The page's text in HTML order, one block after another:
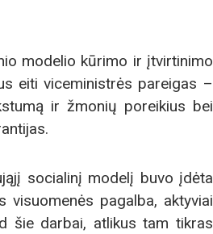
modelio kūrimo ir įtvirtinimo
eiti viceministrės pareigas –
ir žmonių poreikius bei
socialinį modelį buvo įdėta
visuomenės pagalba, aktyviai
šie darbai, atlikus tam tikras